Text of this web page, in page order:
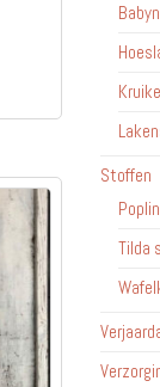
optie
gekozen
worden
Stoffen
Tilda